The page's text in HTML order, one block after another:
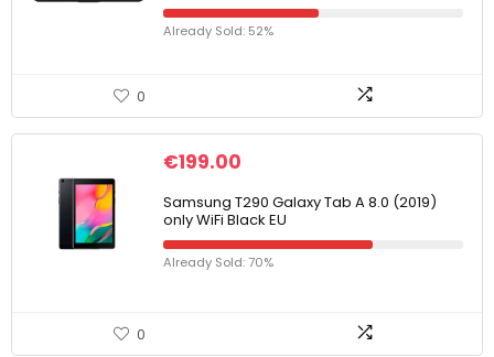
Already Sold: 52%
0
€199.00
Samsung T290 Galaxy Tab A 8.0 (2019)
only WiFi Black EU
Already Sold: 70%
0